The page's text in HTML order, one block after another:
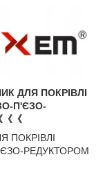
ДЛЯ ПОКРІВЛІ
П'ЄЗО-
《